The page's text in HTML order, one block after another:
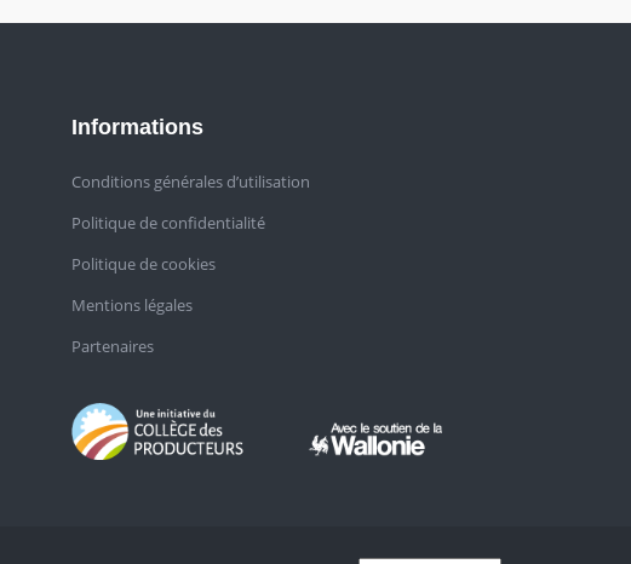
Informations
Conditions générales d’utilisation
Politique de confidentialité
Politique de cookies
Mentions légales
Partenaires